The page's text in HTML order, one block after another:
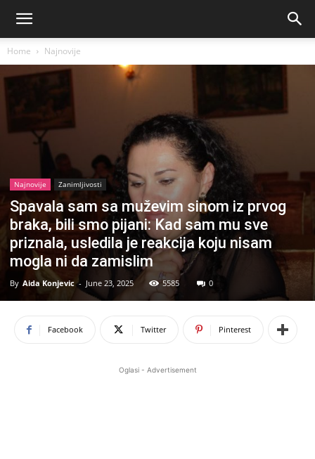
Home Najnovije
Najnovije Zanimljivosti
Spavala sam sa muževim sinom iz prvog
braka, bili smo pijani: Kad sam mu sve
priznala, usledila je reakcija koju nisam
mogla ni da zamislim
By Aida Konjevic - June 23, 2025 5585 0
Facebook Twitter Pinterest
Oglasi - Advertisement